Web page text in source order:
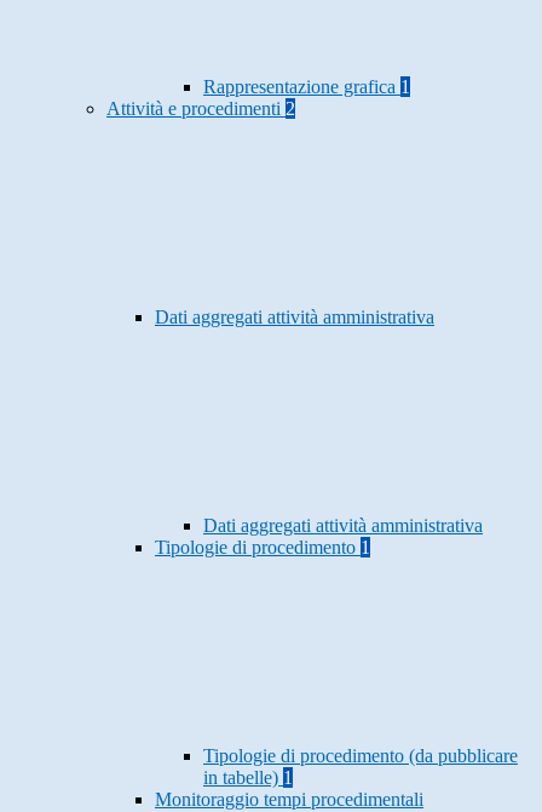
Rappresentazione grafica 1
Attività e procedimenti 2
Dati aggregati attività amministrativa
Dati aggregati attività amministrativa
Tipologie di procedimento 1
Tipologie di procedimento (da pubblicare
in tabelle) 1
Monitoraggio tempi procedimentali